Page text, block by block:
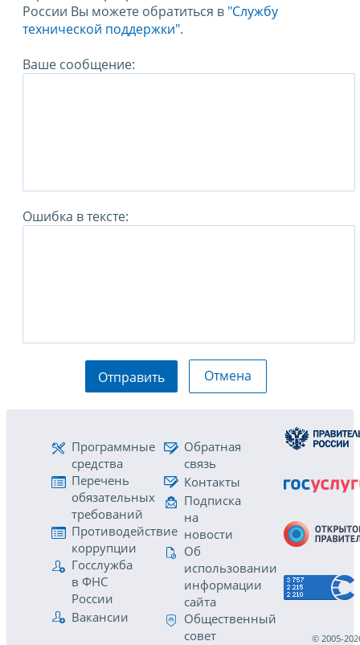
России Вы можете обратиться в "Службу
технической поддержки".
Ваше сообщение:
Ошибка в тексте:
Отправить Отмена
Программные
средства
Перечень
обязательных
требований
Противодействие
коррупции
Госслужба
в ФНС
России
Вакансии
Обратная
связь
Контакты
Подписка
на
новости
Об
использовании
информации
сайта
Общественный
совет
© 2005-